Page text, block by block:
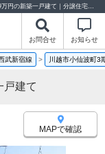
川越市小仙波町3期 新築一戸建て 埼玉県川越市小仙波町2丁目｜3,799万円の新築一戸建て｜分譲住宅や新築物件｜センチュリー21クレド
お問合せ お知らせ
武新宿線 > 川越市小仙波町
建て
MAPで確認